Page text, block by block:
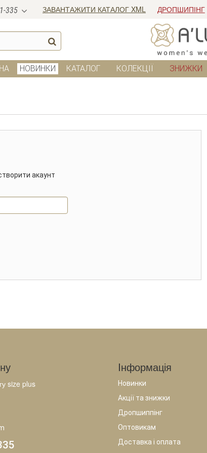
335 ЗАВАНТАЖИТИ КАТАЛОГ XML ДРОПШИПІНГ
НОВИНКИ КАТАЛОГ КОЛЕКЦІЇ ЗНИЖКИ
акаунт
size plus
Iнформація
Новинки
Акції та знижки
Дропшиппінг
Оптовикам
Доставка і оплата